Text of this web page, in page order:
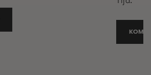
KOM